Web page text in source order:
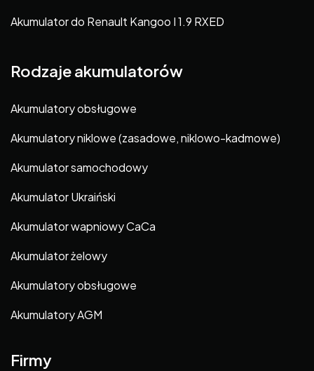
Akumulator do Renault Kangoo I 1.9 RXED
Rodzaje akumulatorów
Akumulatory obsługowe
Akumulatory niklowe (zasadowe, niklowo-kadmowe)
Akumulator samochodowy
Akumulator Ukraiński
Akumulator wapniowy CaCa
Akumulator żelowy
Akumulatory obsługowe
Akumulatory AGM
Firmy